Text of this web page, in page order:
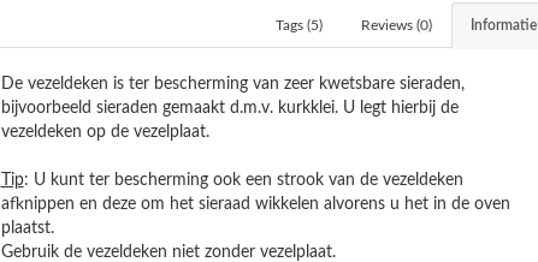
Informatie
Reviews (0)
Tags (5)
De vezeldeken is ter bescherming van zeer kwetsbare sieraden,
bijvoorbeeld sieraden gemaakt d.m.v. kurkklei. U legt hierbij de
vezeldeken op de vezelplaat.
Tip: U kunt ter bescherming ook een strook van de vezeldeken
afknippen en deze om het sieraad wikkelen alvorens u het in de oven
plaatst.
Gebruik de vezeldeken niet zonder vezelplaat.